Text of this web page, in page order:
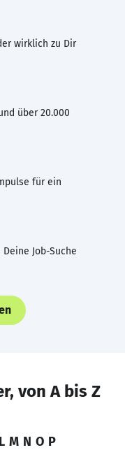
wirklich zu Dir
über 20.000
für ein
Job-Suche
von A bis Z
L M N O P